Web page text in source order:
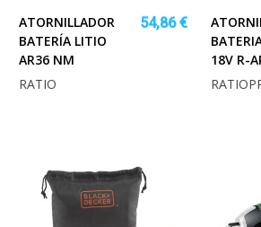
ATORNILLADOR
BATERÍA LITIO
AR36 NM
54,86 €
RATIO
18V R-